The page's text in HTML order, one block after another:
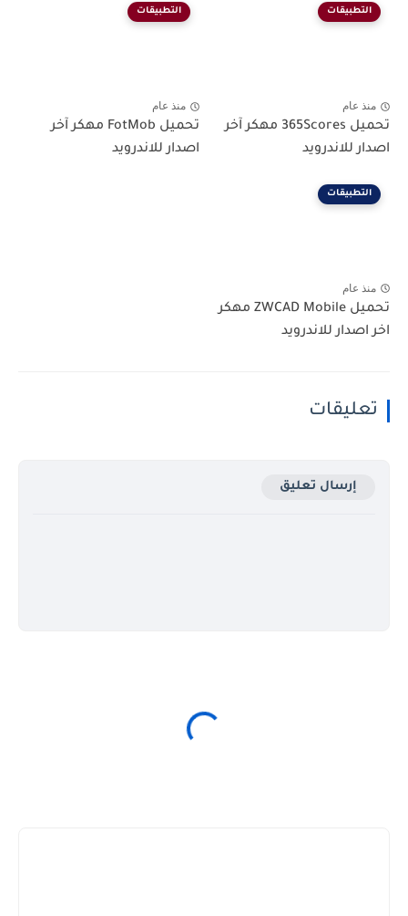
التطبيقات
منذ عام
تحميل 365Scores مهكر آخر
اصدار للاندرويد
التطبيقات
منذ عام
تحميل FotMob مهكر آخر
اصدار للاندرويد
التطبيقات
منذ عام
تحميل ZWCAD Mobile مهكر
اخر اصدار للاندرويد
تعليقات
إرسال تعليق